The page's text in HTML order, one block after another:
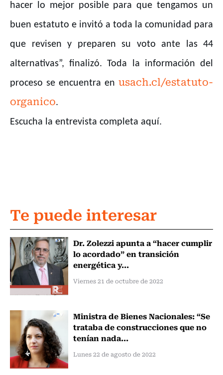
hacer lo mejor posible para que tengamos un
buen estatuto e invitó a toda la comunidad para
que revisen y preparen su voto ante las 44
alternativas”, finalizó. Toda la información del
proceso se encuentra en usach.cl/estatuto-
organico.
Escucha la entrevista completa aquí.
Te puede interesar
Dr. Zolezzi apunta a “hacer cumplir
lo acordado” en transición
energética y...
Viernes 21 de octubre de 2022
Ministra de Bienes Nacionales: “Se
trataba de construcciones que no
tenían nada...
Lunes 22 de agosto de 2022